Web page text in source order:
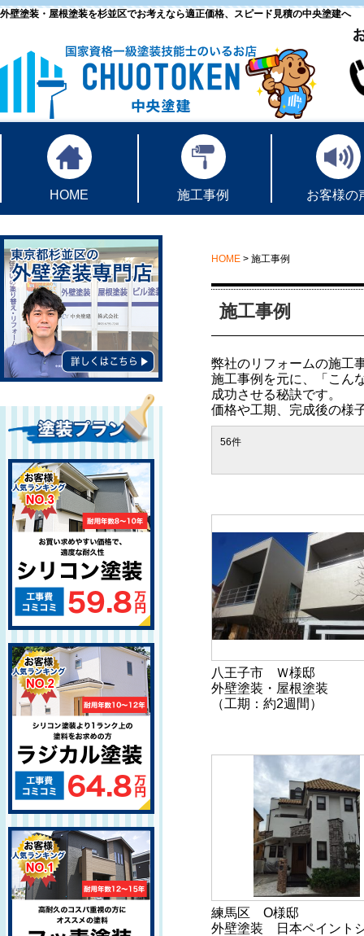
外壁塗装・屋根塗装を杉並区でお考えなら適正価格、スピード見積の中央塗建へ
HOME 施工事例 お客様の
HOME > 施工事例
施工事例
弊社のリフォームの施工
施工事例を元に、「こん
成功させる秘訣です。
価格や工期、完成後の様
56件
八王子市 Ｗ様邸
外壁塗装・屋根塗装
（工期：約2週間）
練馬区 O様邸
外壁塗装 日本ペイント